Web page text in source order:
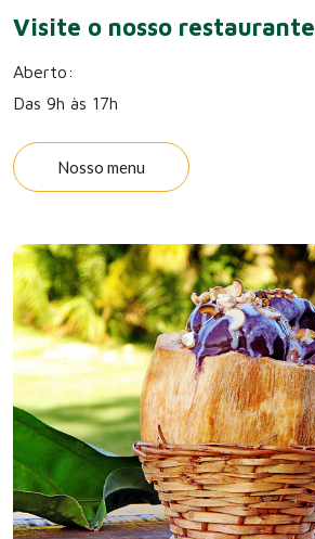
Visite o nosso restaurante
Aberto:
Das 9h às 17h
Nosso menu